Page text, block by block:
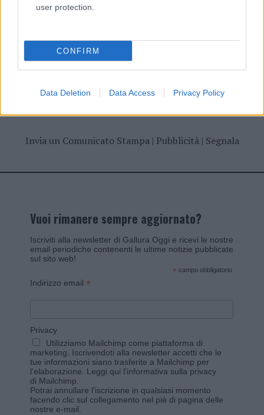
user protection.
CONFIRM
Data Deletion Data Access Privacy Policy
Invia un Comunicato Stampa| Pubblicità| Segnala
Vuoi rimanere sempre aggiornato?
Iscriviti alla newsletter di Gallura Oggi e ricevi le nostre
email periodiche contenenti le ultime notizie pubblicate
sul sito web!
* campo obbligatorio
Indirizzo email *
Privacy
Utilizziamo Mailchimp come piattaforma di
marketing. Iscrivendoti alla newsletter accetti che le
tue informazioni siano trasferite a Mailchimp per
l'elaborazione. Leggi qui l'informativa sulla privacy
di Mailchimp
Potrai annullare l'iscrizione in qualsiasi momento
facendo clic sul collegamento nel piè di pagina delle
nostre e-mail.